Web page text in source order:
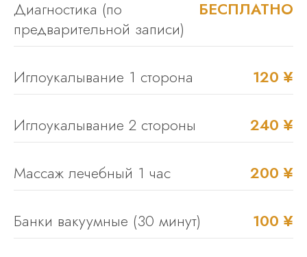
Диагностика (по
предварительной записи)
БЕСПЛАТНО
Иглоукалывание 1 сторона 120 ¥
Иглоукалывание 2 стороны 240 ¥
Массаж лечебный 1 час 200 ¥
Банки вакуумные (30 минут) 100 ¥